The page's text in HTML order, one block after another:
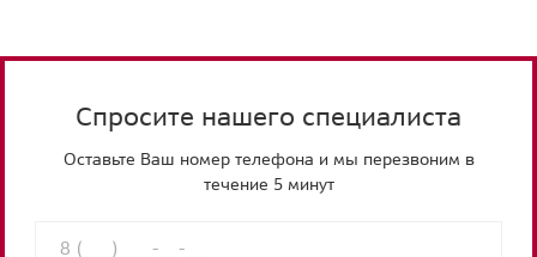
Спросите нашего специалиста
Оставьте Ваш номер телефона и мы перезвоним в
течение 5 минут